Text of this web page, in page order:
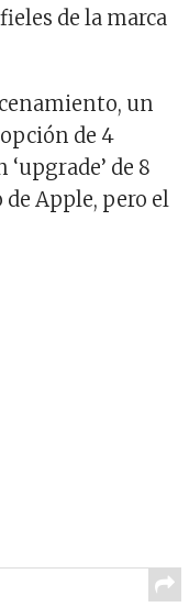
de la marca
un
de 4
de 8
Apple, pero el